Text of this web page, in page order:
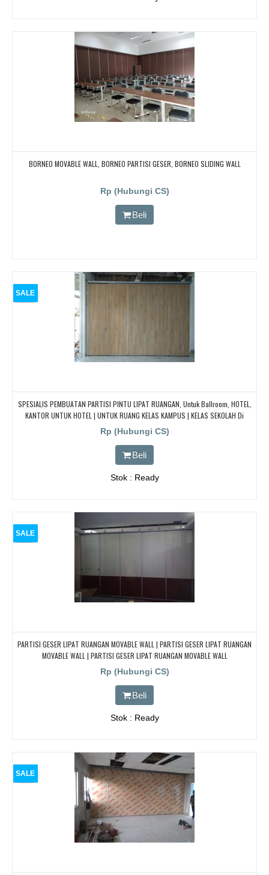
BORNEO MOVABLE WALL, BORNEO PARTISI GESER, BORNEO SLIDING WALL
Rp (Hubungi CS)
Beli
SALE
SPESIALIS PEMBUATAN PARTISI PINTU LIPAT RUANGAN, Untuk Ballroom, HOTEL,
KANTOR UNTUK HOTEL | UNTUK RUANG KELAS KAMPUS | KELAS SEKOLAH Di
BANDUNG, JAKARTA, BEKASI, TANGERANG
Rp (Hubungi CS)
Beli
Stok : Ready
SALE
PARTISI GESER LIPAT RUANGAN MOVABLE WALL | PARTISI GESER LIPAT RUANGAN
MOVABLE WALL | PARTISI GESER LIPAT RUANGAN MOVABLE WALL
Rp (Hubungi CS)
Beli
Stok : Ready
SALE